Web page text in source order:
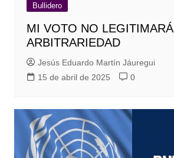
Bullidero
MI VOTO NO
ARBITRARIEDAD
Jesús Eduardo Martín Jáuregui
15 de abril de 2025
0